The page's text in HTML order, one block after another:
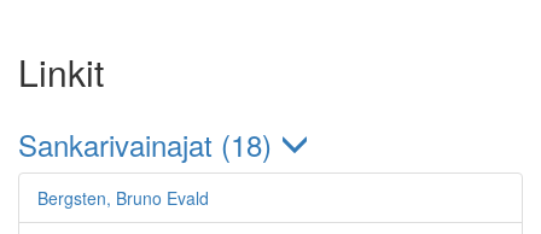
Linkit
Sankarivainajat (18)
Bergsten, Bruno Evald